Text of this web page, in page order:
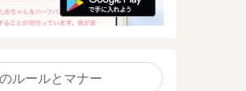
ルールとマナー